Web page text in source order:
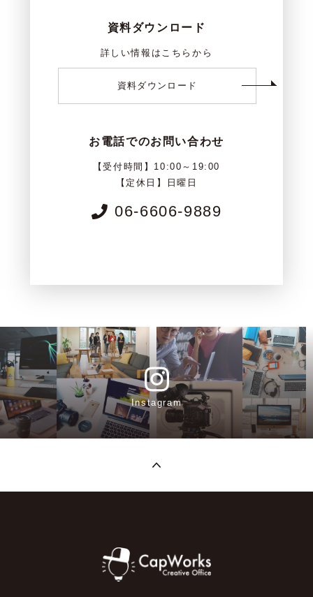
資料ダウンロード
詳しい情報はこちらから
資料ダウンロード
お電話でのお問い合わせ
【受付時間】10:00～19:00
【定休日】日曜日
06-6606-9889
Instagram